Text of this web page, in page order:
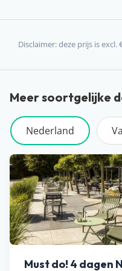
Disclaimer: deze prijs is
Meer soortgelijke
Nederland
Must do! 4 dagen